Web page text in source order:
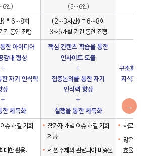
→
인) (5~6인)
) * 6~8회
동안 진행
(2~3시간) * 6~8회
3~5개월 기간 동안 진행
한 아이디어
감대 형성
+
자기 인식력
상
+
한 체득화
핵심 컨텐츠 학습을 통한
인사이트 도출
+
집중논의를 통한 자기
인식력 향상
+
실행을 통한 체득화
구조화된 커리
지식과 스킬
슈 해결 기회
대한 활용:
참가자 개별 이슈 해결 기회
제공
세션 주제와 관련되어 마중물
새로운 정보
많은 양의 콘
효율적으로 압